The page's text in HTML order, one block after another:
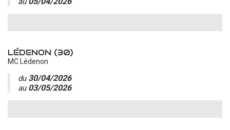
accéder à la billetterie
LÉDENON (30)
MC Lédenon
du30/04/2026
au03/05/2026